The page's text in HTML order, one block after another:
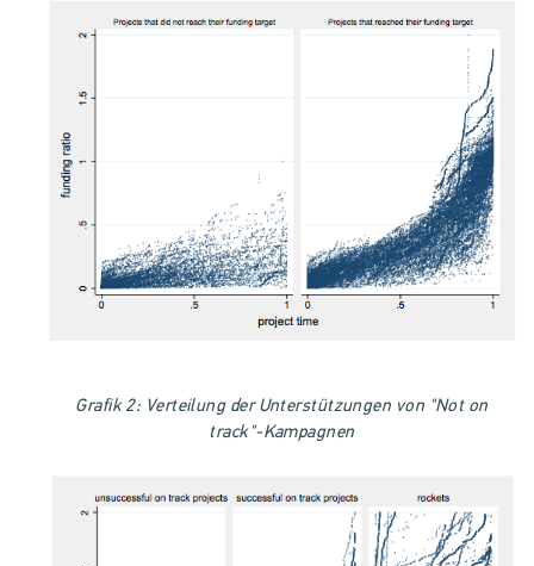
Grafik 2: Verteilung der Unterstützungen von "Not on
track"-Kampagnen